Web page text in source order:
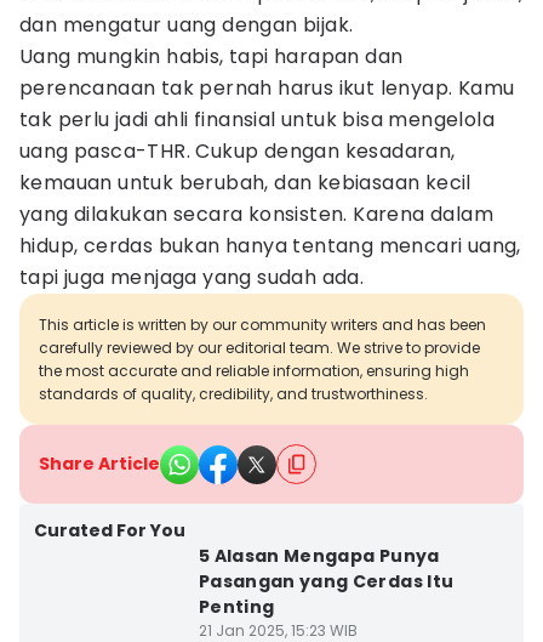
dan mengatur uang dengan bijak.
Uang mungkin habis, tapi harapan dan
perencanaan tak pernah harus ikut lenyap. Kamu
tak perlu jadi ahli finansial untuk bisa mengelola
uang pasca-THR. Cukup dengan kesadaran,
kemauan untuk berubah, dan kebiasaan kecil
yang dilakukan secara konsisten. Karena dalam
hidup, cerdas bukan hanya tentang mencari uang,
tapi juga menjaga yang sudah ada.
This article is written by our community writers and has been
carefully reviewed by our editorial team. We strive to provide
the most accurate and reliable information, ensuring high
standards of quality, credibility, and trustworthiness.
Share Article
Curated For You
5 Alasan Mengapa Punya
Pasangan yang Cerdas Itu
Penting
21 Jan 2025, 15:23 WIB